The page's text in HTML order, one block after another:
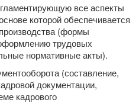
все аспекты
которой обеспечивается
(формы
трудовых
нормативные акты).
(составление,
документации,
кадрового